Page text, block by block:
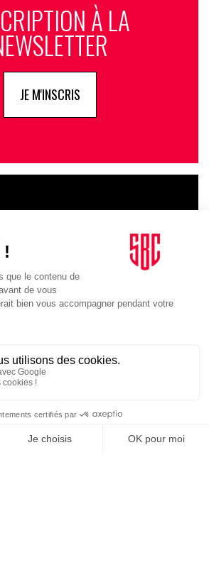
À LA
JE M'INSCRIS
DÉCOUVRE LE GROUPE
SUIVEZ-NOUS